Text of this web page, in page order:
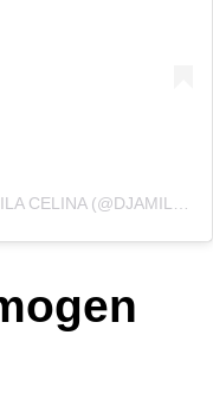
EEN BERICHT GEDEELD DOOR DJAMILA CELINA (@DJAMILACELINA)